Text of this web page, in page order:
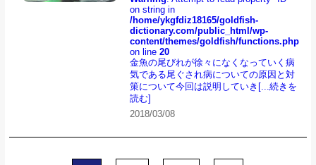
on string in
/home/ykgfdiz18165/goldfish-
dictionary.com/public_html/wp-
content/themes/goldfish/functions.php
on line20
金魚の尾びれが徐々になくなっていく病
気である尾ぐされ病についての原因と対
策について今回は説明していき [...続きを
読む]
2018/03/08